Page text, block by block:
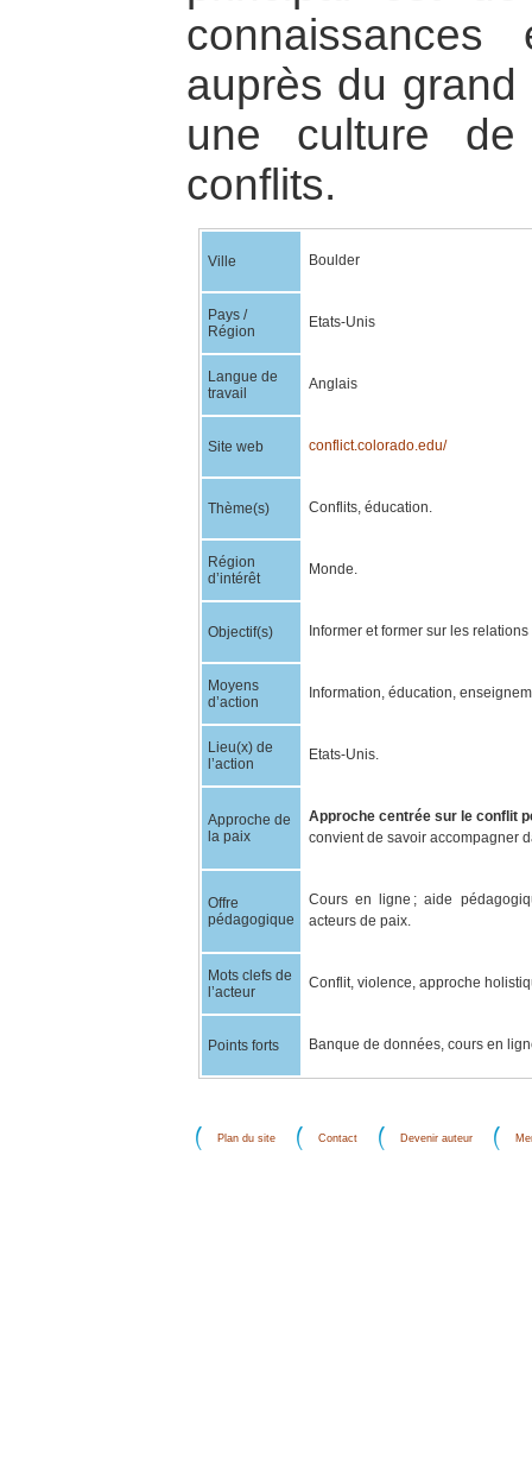
auprès du
une culture
conflits.
Ville Boulder
Pays /
Région
Etats-Unis
Langue de
travail
Anglais
Site web conflict.colorado.edu/
Thème(s) Conflits, éducation.
Région
d’intérêt
Monde.
Objectif(s) Informer et former sur les
Moyens
d’action
Information, éducation,
Lieu(x) de
l’action
Etats-Unis.
Approche de
la paix
Approche centrée sur le conflit
convient de savoir accompagner
Offre
pédagogique
Cours en ligne ; aide
acteurs de paix.
Mots clefs de
l’acteur
Conflit, violence, approche
Points forts Banque de données, cours en
Plan du site Contact Devenir auteur